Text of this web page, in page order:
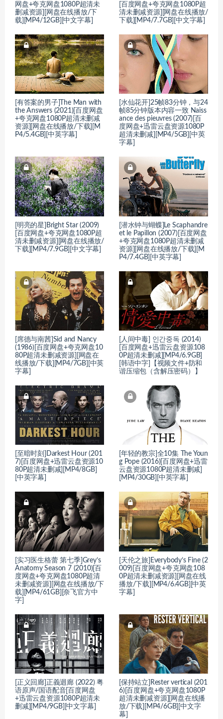
网盘+夸克网盘1080P超清未
删减资源][网盘在线播放/下
载][MP4/12GB][中文字幕]
[百度网盘+夸克网盘1080P超
清未删减资源][网盘在线播放/
下载][MP4/7.7GB][中文字幕]
[有答案的男子]The Man with
the Answers (2021)[百度网盘
+夸克网盘1080P超清未删减
资源][网盘在线播放/下载][M
P4/5.4GB][中英字幕]
[水仙花开]25帧83分钟，与24
帧85分钟版本内容一致 Naiss
ance des pieuvres (2007)[百
度网盘+迅雷云盘资源1080P
超清未删减][MP4/5GB][中英
字幕]
[明亮的星]Bright Star (2009)
[百度网盘+夸克网盘1080P超
清未删减资源][网盘在线播放/
下载][MP4/7.9GB][中文字幕]
[潜水钟与蝴蝶]Le Scaphandre
et le Papillon (2007)[百度网盘
+夸克网盘1080P超清未删减
资源][网盘在线播放/下载][M
P4/7.4GB][中英字幕]
[席德与南茜]Sid and Nancy
(1986)[百度网盘+夸克网盘10
80P超清未删减资源][网盘在
线播放/下载][MP4/7GB][中英
字幕]
[人间中毒] 인간중독 (2014)
[百度网盘+迅雷云盘资源108
0P超清未删减][MP4/6.9GB]
[韩语中字]【视频文件+防和
谐压缩包（含解压密码）】
[至暗时刻]Darkest Hour (201
7)[百度网盘+迅雷云盘资源10
80P超清未删减][MP4/8GB]
[中英字幕]
[年轻的教宗]全10集 The Youn
g Pope (2016)[百度网盘+迅雷
云盘资源1080P超清未删减]
[MP4/30GB][中英字幕]
[实习医生格蕾 第七季]Grey’s
Anatomy Season 7 (2010)[百
度网盘+夸克网盘1080P超清
未删减资源][网盘在线播放/下
载][MP4/61GB][奈飞官方中
字]
[天伦之旅]Everybody’s Fine (2
009)[百度网盘+夸克网盘108
0P超清未删减资源][网盘在线
播放/下载][MP4/6.4GB][中英
字幕]
[正义回廊]正義迴廊 (2022) 粤
语原声/国语配音[百度网盘
+迅雷云盘资源1080P超清未
删减][MP4/9GB][中文字幕]
[保持站立]Rester vertical (201
6)[百度网盘+夸克网盘1080P
超清未删减资源][网盘在线播
放/下载][MP4/6GB][中文字
幕]